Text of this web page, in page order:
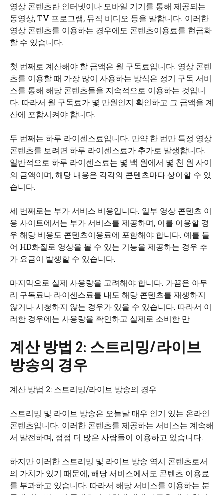
영상 콘텐츠란 인터넷이나 모바일 기기를 통해 제공되는
동영상, TV 프로그램, 뮤직 비디오 등을 말합니다. 이러한
영상 콘텐츠를 이용하는 경우에도 콘텐츠이용료를 현금화
할 수 있습니다.
첫 번째로 계산해야 할 금액은 월 구독료입니다. 영상 콘텐
츠를 이용할 때 가장 많이 사용하는 방식은 정기 구독 서비
스를 통해 해당 콘텐츠들을 지속적으로 이용하는 것입니
다. 따라서 월 구독료가 몇 만원인지 확인하고 그 금액을 계
산에 포함시켜야 합니다.
두 번째는 하루 라이센스료입니다. 만약 한 번만 특정 영상
콘텐츠를 보려면 하루 라이센스료가 추가로 발생합니다.
일반적으로 하루 라이센스료는 몇 백 원에서 몇 천 원 사이
의 금액이며, 해당 내용은 각각의 콘텐츠마다 상이할 수 있
습니다.
세 번째로는 부가 서비스 비용입니다. 일부 영상 콘텐츠 이
용 사이트에서는 부가 서비스를 제공하며, 이를 이용할 경
우 해당 비용도 콘텐츠이용료에 포함해야 합니다. 예를 들
어 HD화질로 영상을 볼 수 있는 기능을 제공하는 경우 추
가 요금이 발생할 수 있습니다.
마지막으로 실제 사용량을 고려해야 합니다. 가끔은 아무
리 구독료나 라이센스료를 내도 해당 콘텐츠를 재생하지
않거나 시청하지 않는 경우가 있을 수 있습니다. 따라서 이
러한 경우에는 사용량을 확인하고 실제로 소비한 만
계산 방법 2: 스트리밍/라이브
방송의 경우
계산 방법 2: 스트리밍/라이브 방송의 경우
스트리밍 및 라이브 방송은 오늘날 매우 인기 있는 온라인
콘텐츠입니다. 이러한 콘텐츠를 제공하는 서비스는 계속해
서 발전하며, 점점 더 많은 사람들이 이용하고 있습니다.
하지만 이러한 스트리밍 및 라이브 방송 역시 콘텐츠로서
의 가치가 있기 때문에, 해당 서비스에서도 콘텐츠 이용료
를 부과하고 있습니다. 따라서 해당 서비스를 이용하는 분